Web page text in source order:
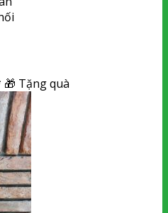
🎁 Tặng quà